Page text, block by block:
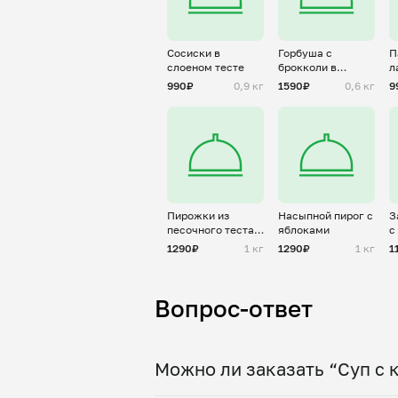
Сосиски в
слоеном тесте
990₽
0,9 кг
Горбуша с
брокколи в
сливках
1590₽ 0,6 кг
Пирожки из
песочного теста с
яблоком
1290₽ 1 кг
Насыпной пирог с
яблоками
1290₽
1 кг
с
Вопрос-ответ
Можно ли заказать “Суп с